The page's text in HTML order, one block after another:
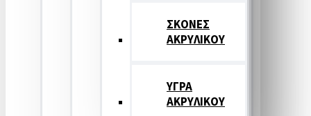
ΣΚΟΝΕΣ
ΑΚΡΥΛΙΚΟΥ
ΥΓΡΑ
ΑΚΡΥΛΙΚΟΥ